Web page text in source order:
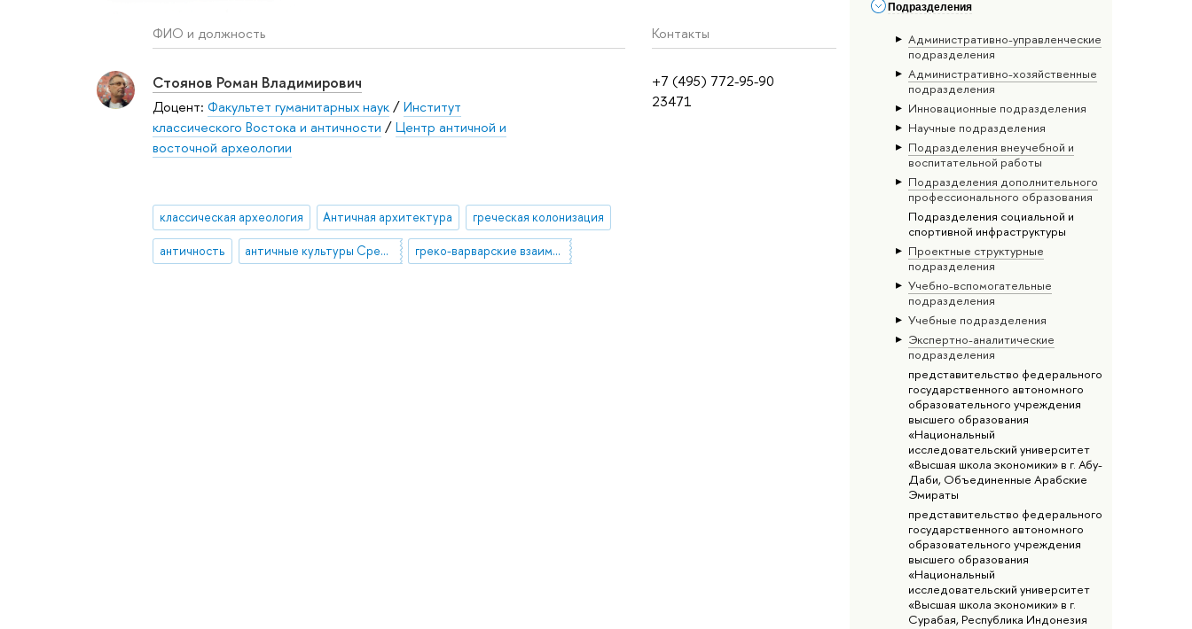
Подразделения
Административно-управленческие
подразделения
Административно-хозяйственные
подразделения
Инновационные подразделения
Научные подразделения
Подразделения внеучебной и
воспитательной работы
Подразделения дополнительного
профессионального образования
Подразделения социальной и
спортивной инфраструктуры
Проектные структурные
подразделения
Учебно-вспомогательные
подразделения
Учебные подразделения
Экспертно-аналитические
подразделения
представительство федерального
государственного автономного
образовательного учреждения
высшего образования
«Национальный
исследовательский университет
«Высшая школа экономики» в г. Абу-
Даби, Объединенные Арабские
Эмираты
представительство федерального
государственного автономного
образовательного учреждения
высшего образования
«Национальный
исследовательский университет
«Высшая школа экономики» в г.
Сурабая, Республика Индонезия
ФИО и должность Контакты
+7 (495) 772-95-90
23471
Стоянов Роман Владимирович
Доцент: Факультет гуманитарных наук/Институт
классического Востока и античности /Центр античной и
восточной археологии
классическая археология Античная архитектура греческая колонизация
античность античные культуры Средиземноморья, Эгеиды и Причерноморья греко-варварские взаимодействия